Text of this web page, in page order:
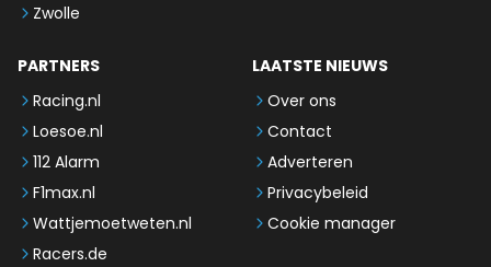
Zwolle
PARTNERS
Racing.nl
Loesoe.nl
112 Alarm
F1max.nl
Wattjemoetweten.nl
Racers.de
LAATSTE NIEUWS
Over ons
Contact
Adverteren
Privacybeleid
Cookie manager